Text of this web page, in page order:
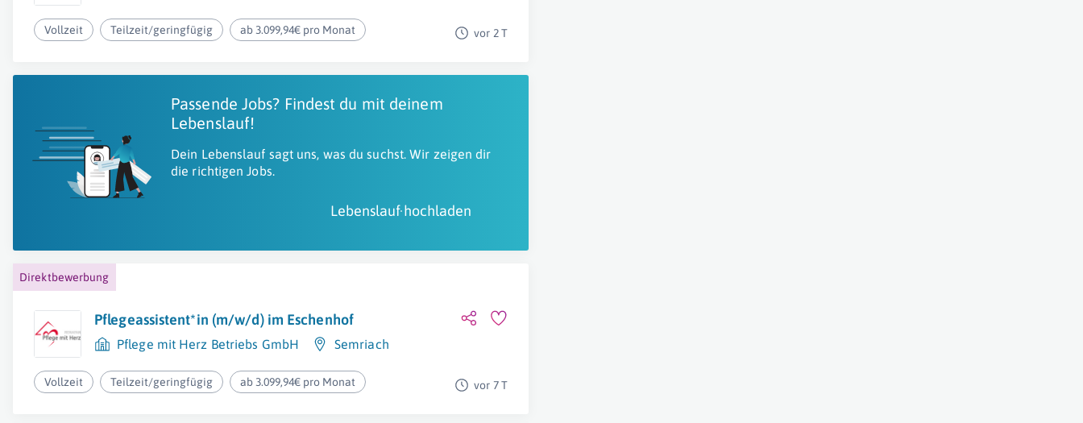
Vollzeit Teilzeit/geringfügig ab 3.099,94€ pro Monat vor 2 T
Passende Jobs? Findest du mit deinem
Lebenslauf!
Dein Lebenslauf sagt uns, was du suchst. Wir zeigen dir
die richtigen Jobs.
Lebenslauf hochladen
Direktbewerbung
Pflegeassistent*in (m/w/d) im Eschenhof
Pflege mit Herz Betriebs GmbH Semriach
Vollzeit Teilzeit/geringfügig ab 3.099,94€ pro Monat vor 7 T